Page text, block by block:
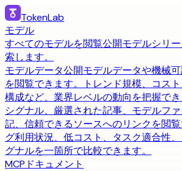
TokenLab
モデル
すべてのモデルを閲覧公開モデルシリ
索します。
モデルデータ公開モデルデータや機械
を閲覧できます。
トレンド規模、コス
構成など、業界レベルの動向を把握でき
シグナル、厳選された記事、モデルフ
記、信頼できるソースへのリンクを閲覧
グ利用状況、低コスト、タスク適合性
グナルを一箇所で比較できます。
MCP ドキュメント